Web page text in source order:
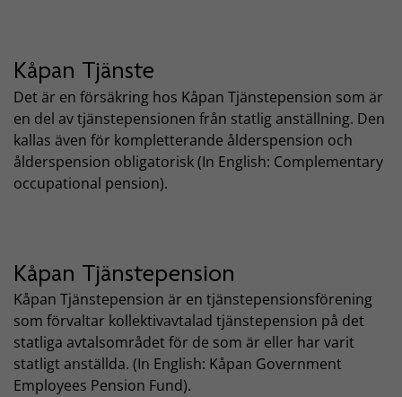
Kåpan Tjänste
Det är en försäkring hos Kåpan Tjänstepension som är
en del av tjänstepensionen från statlig anställning. Den
kallas även för kompletterande ålderspension och
ålderspension obligatorisk (In English: Complementary
occupational pension).
Kåpan Tjänstepension
Kåpan Tjänstepension är en tjänstepensionsförening
som förvaltar kollektivavtalad tjänstepension på det
statliga avtalsområdet för de som är eller har varit
statligt anställda. (In English: Kåpan Government
Employees Pension Fund).